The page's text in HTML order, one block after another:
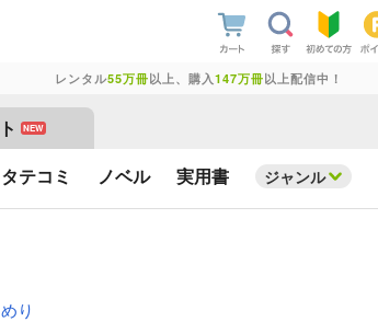
レンタル55万冊以上、購入 147万冊以上配信中！
NEW
タテコミ ノベル 実用書 ジャンル
り